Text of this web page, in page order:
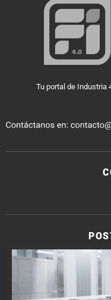
Tu portal de Industria